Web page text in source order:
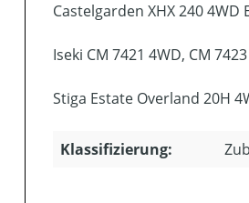
Castelgarden XHX 240 4WD
Iseki CM 7421 4WD, CM
Stiga Estate Overland 20H
Klassifizierung: